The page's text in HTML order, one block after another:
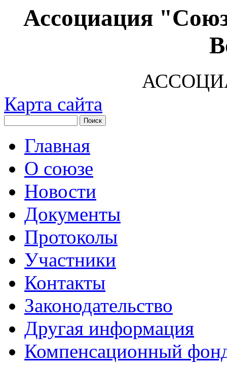
Ассоциация
Карта сайта
Главная
О союзе
Новости
Документы
Протоколы
Участники
Контакты
Законодательство
Другая информация
Компенсационный